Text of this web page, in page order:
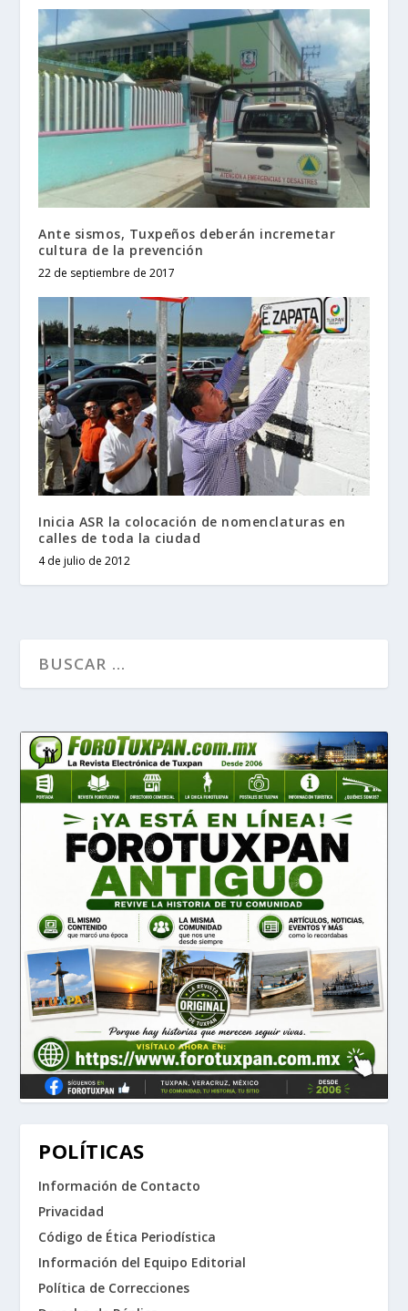
Ante sismos, Tuxpeños deberán incremetar
cultura de la prevención
22 de septiembre de 2017
Inicia ASR la colocación de nomenclaturas en
calles de toda la ciudad
4 de julio de 2012
POLÍTICAS
Información de Contacto
Privacidad
Código de Ética Periodística
Información del Equipo Editorial
Política de Correcciones